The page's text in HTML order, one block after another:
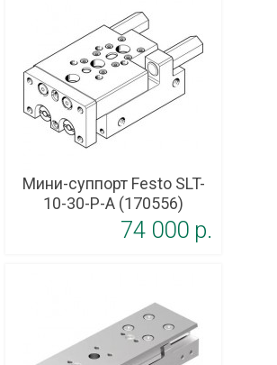
Мини-суппорт Festo SLT-
10-30-P-A (170556)
74 000 p.